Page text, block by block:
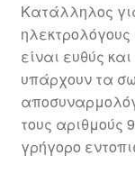
Κατάλληλος
είναι ευθύς
υπάρχουν τα
τους αριθμούς
γρήγορο